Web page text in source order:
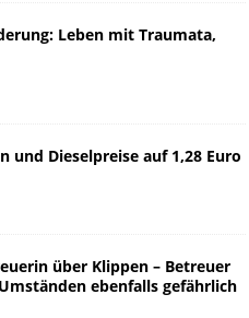
Leben mit Traumata,
und Dieselpreise auf 1,28 Euro
über Klippen – Betreuer
ebenfalls gefährlich